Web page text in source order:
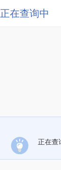
正在查询中
正在查